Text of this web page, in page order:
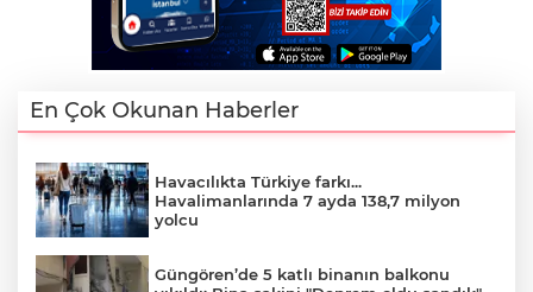
En Çok Okunan Haberler
Havacılıkta Türkiye farkı...
Havalimanlarında 7 ayda 138,7 milyon
yolcu
Güngören’de 5 katlı binanın balkonu